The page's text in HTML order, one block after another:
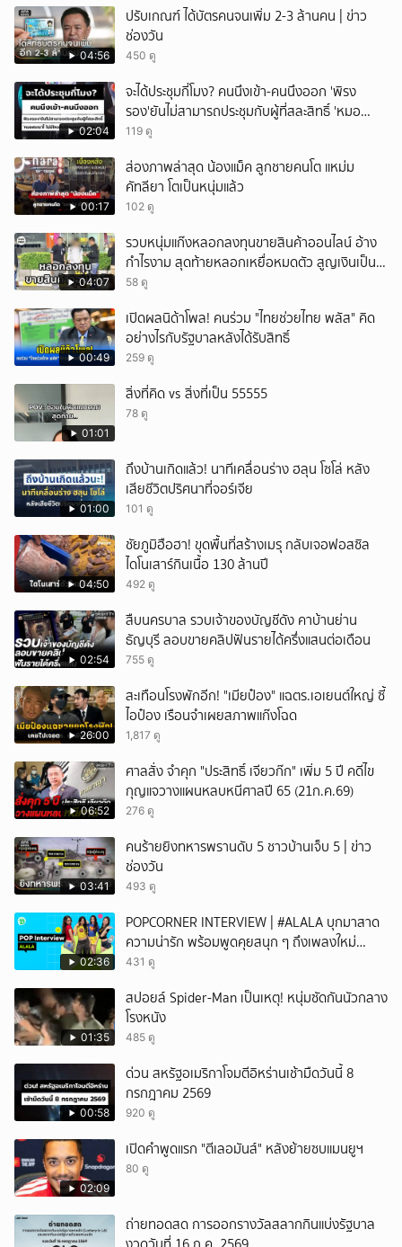
04:56
ปรับเกณฑ์ ได้บัตรคนจนเพิ่ม 2-3 ล้านคน | ข่าว
ช่องวัน
450 ดู
02:04
จะได้ประชุมกี่โมง? คนนึงเข้า-คนนึงออก 'พิรง
รอง'ยันไม่สามารถประชุมกับผู้ที่สละสิทธิ์ 'หมอ
สรณ'ชี้ ไม่มีใครสั่งให้ผมหยุดปฏิบัติหน้าที่
119 ดู
00:17
ส่องภาพล่าสุด น้องแม็ค ลูกชายคนโต แหม่ม
คัทลียา โตเป็นหนุ่มแล้ว
102 ดู
04:07
รวบหนุ่มแก๊งหลอกลงทุนขายสินค้าออนไลน์ อ้าง
กำไรงาม สุดท้ายหลอกเหยื่อหมดตัว สูญเงินเป็น
แสนบาท ยังให้การปฏิเสธ
58 ดู
00:49
เปิดผลนิด้าโพล! คนร่วม "ไทยช่วยไทย พลัส" คิด
อย่างไรกับรัฐบาลหลังได้รับสิทธิ์
259 ดู
01:01
สิ่งที่คิด vs สิ่งที่เป็น 55555
78 ดู
01:00
ถึงบ้านเกิดแล้ว! นาทีเคลื่อนร่าง ฮลุน โซโล่ หลัง
เสียชีวิตปริศนาที่จอร์เจีย
101 ดู
04:50
ชัยภูมิฮือฮา! ขุดพื้นที่สร้างเมรุ กลับเจอฟอสซิล
ไดโนเสาร์กินเนื้อ 130 ล้านปี
492 ดู
02:54
สืบนครบาล รวบเจ้าของบัญชีดัง คาบ้านย่าน
ธัญบุรี ลอบขายคลิปฟันรายได้ครึ่งแสนต่อเดือน
755 ดู
26:00
สะเทือนโรงพักอีก! "เมียป๋อง" แฉตร.เอเยนต์ใหญ่ ซี้
ไอป๋อง เรือนจำเผยสภาพแก๊งโฉด
1,817 ดู
06:52
ศาลสั่ง จำคุก "ประสิทธิ์ เจียวก๊ก" เพิ่ม 5 ปี คดีไข
กุญแจวางแผนหลบหนีศาลปี 65 (21ก.ค.69)
276 ดู
03:41
คนร้ายยิงทหารพรานดับ 5 ชาวบ้านเจ็บ 5 | ข่าว
ช่องวัน
493 ดู
02:36
POPCORNER INTERVIEW | #ALALA บุกมาสาด
ความน่ารัก พร้อมพูดคุยสนุก ๆ ถึงเพลงใหม่
'ON&OFF'
431 ดู
01:35
สปอยล์ Spider-Man เป็นเหตุ! หนุ่มซัดกันนัวกลาง
โรงหนัง
485 ดู
00:58
ด่วน สหรัฐอเมริกาโจมตีอิหร่านเช้ามืดวันนี้ 8
กรกฎาคม 2569
920 ดู
02:09
เปิดคำพูดแรก "ตีเลอมันส์" หลังย้ายซบแมนยูฯ
80 ดู
ถ่ายทอดสด การออกรางวัลสลากกินแบ่งรัฐบาล